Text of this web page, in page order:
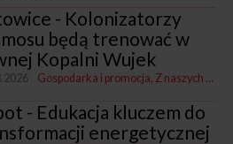
- Kolonizatorzy
będą trenować w
Kopalni Wujek
Gospodarka i promocja Z naszych miast
- Edukacja kluczem do
energetycznej